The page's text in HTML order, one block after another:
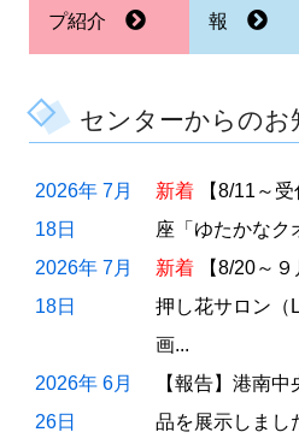
プ紹介
報
センターからのお
2026年 7月
18日
新着
【8/11～
座「ゆたかなク
2026年 7月
18日
新着
【8/20～
押し花サロン（
画...
2026年 6月
26日
【報告】港南
品を展示しま